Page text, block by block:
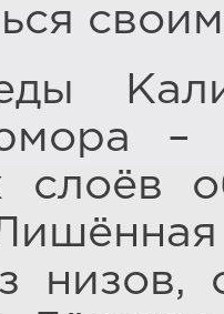
слоёв
низов,